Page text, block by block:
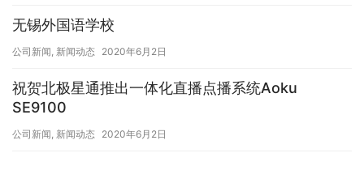
无锡外国语学校
公司新闻 新闻动态 2020年6月2日
祝贺北极星通推出一体化直播点播系统Aoku
SE9100
公司新闻 新闻动态 2020年6月2日